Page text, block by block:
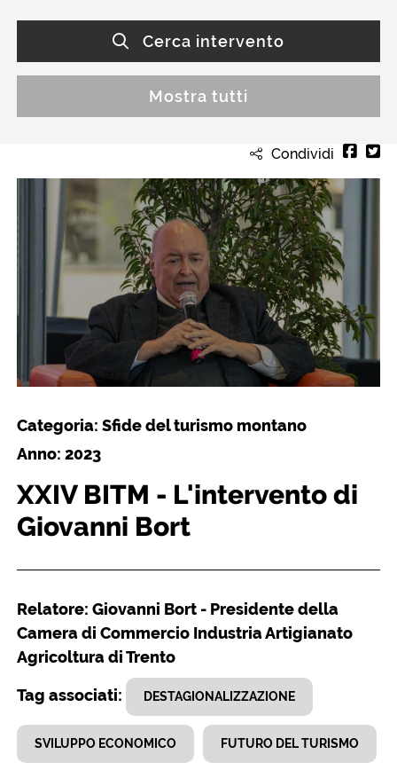
Cerca intervento
Mostra tutti
Condividi
Categoria: Sfide del turismo montano
Anno: 2023
XXIV BITM - L'intervento di
Giovanni Bort
Relatore: Giovanni Bort - Presidente della
Camera di Commercio Industria Artigianato
Agricoltura di Trento
Tag associati: DESTAGIONALIZZAZIONE
SVILUPPO ECONOMICO FUTURO DEL TURISMO